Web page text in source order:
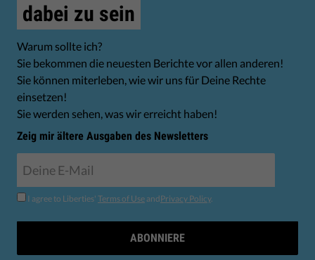
dabei zu sein
Warum sollte ich?
Sie bekommen die neuesten Berichte vor allen anderen!
Sie können miterleben, wie wir uns für Deine Rechte
einsetzen!
Sie werden sehen, was wir erreicht haben!
Zeig mir ältere Ausgaben des Newsletters
I agree to Liberties' Terms of Use andPrivacy Policy.
ABONNIERE